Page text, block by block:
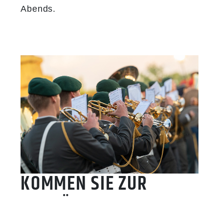
Abschließend fand der „Der Große
und Teilnehmer des Festivals statt.
22:30h:Ende des Festivals
Abends.
KOMMEN SIE ZUR